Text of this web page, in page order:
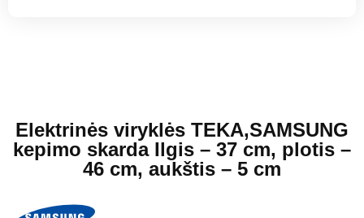
Elektrinės viryklės TEKA,SAMSUNG
kepimo skarda Ilgis – 37 cm, plotis –
46 cm, aukštis – 5 cm